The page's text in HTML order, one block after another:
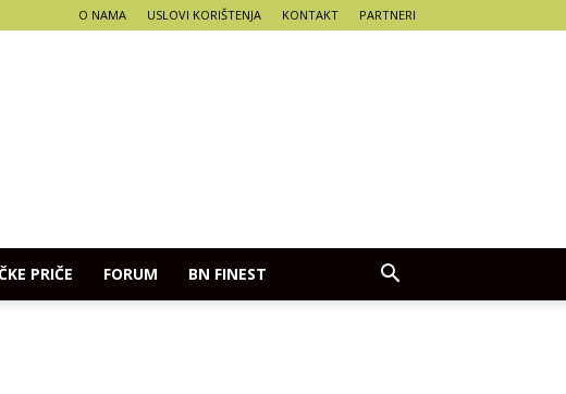
O NAMA USLOVI KORIŠTENJA KONTAKT PARTNERI
PRIČE FORUM BN FINEST